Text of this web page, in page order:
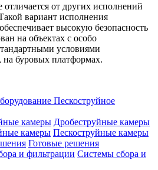
от других исполнений
вариант исполнения
высокую безопасность
на объектах с особо
условиями
на буровых платформах.
Пескоструйное
Дробеструйные камеры
Пескоструйные камеры
Готовые решения
Системы сбора и